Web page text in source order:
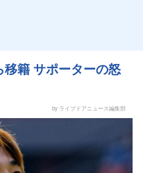
籍 サポーターの怒
by ライブドアニュース編集部